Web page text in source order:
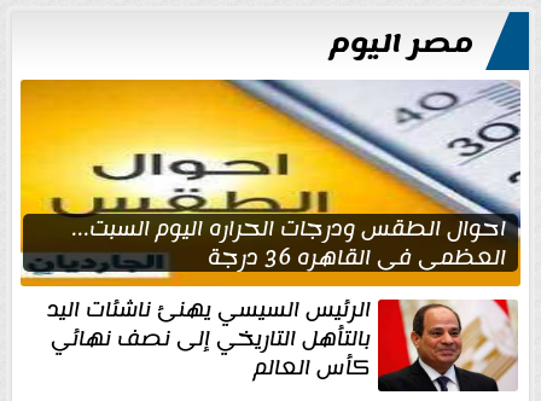
مصر اليوم
احوال الطقس ودرجات الحراره اليوم السبت...
العظمى في القاهره 36 درجة
الرئيس السيسي يهنئ ناشئات اليد
بالتأهل التاريخي إلى نصف نهائي
كأس العالم